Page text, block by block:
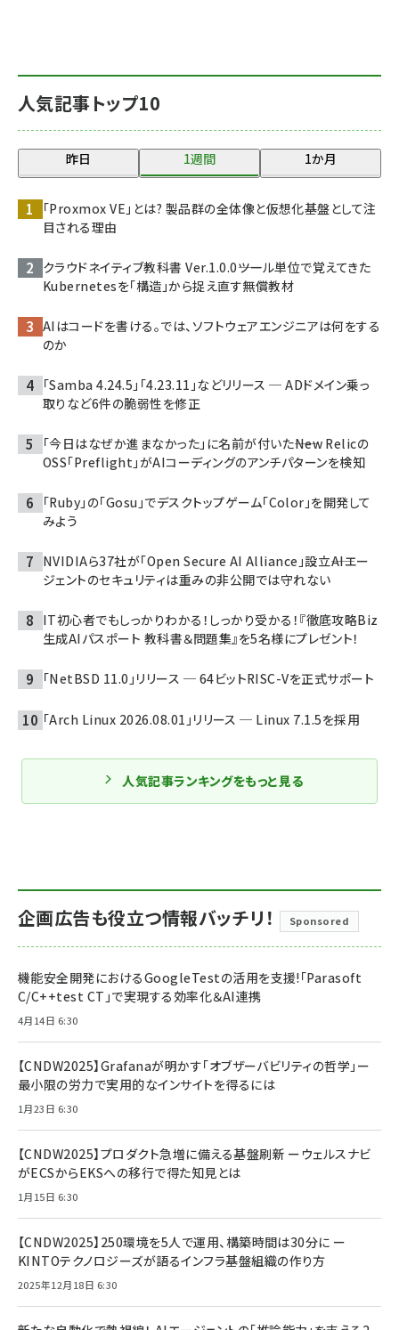
人気記事トップ10
昨日 1週間 1か月
「Proxmox VE」とは? 製品群の全体像と仮想化基盤として注
目される理由
クラウドネイティブ教科書 Ver.1.0.0――ツール単位で覚えてきた
Kubernetesを「構造」から捉え直す無償教材
AIはコードを書ける。では、ソフトウェアエンジニアは何をする
のか
「Samba 4.24.5」「4.23.11」などリリース ─ ADドメイン乗っ
取りなど6件の脆弱性を修正
「今日はなぜか進まなかった」に名前が付いた――New Relicの
OSS「Preflight」がAIコーディングのアンチパターンを検知
「Ruby」の「Gosu」でデスクトップゲーム「Color」を開発して
みよう
NVIDIAら37社が「Open Secure AI Alliance」設立――AIエー
ジェントのセキュリティは重みの非公開では守れない
IT初心者でもしっかりわかる！しっかり受かる！『徹底攻略Biz
生成AIパスポート 教科書＆問題集』を5名様にプレゼント！
「NetBSD 11.0」リリース ─ 64ビットRISC-Vを正式サポート
「Arch Linux 2026.08.01」リリース ─ Linux 7.1.5を採用
人気記事ランキングをもっと見る
企画広告も役立つ情報バッチリ！ Sponsored
機能安全開発におけるGoogleTestの活用を支援!「Parasoft
C/C++test CT」で実現する効率化＆AI連携
4月14日 6:30
【CNDW2025】Grafanaが明かす「オブザーバビリティの哲学」ー
最小限の労力で実用的なインサイトを得るには
1月23日 6:30
【CNDW2025】プロダクト急増に備える基盤刷新 ーウェルスナビ
がECSからEKSへの移行で得た知見とは
1月15日 6:30
【CNDW2025】250環境を5人で運用、構築時間は30分に ー
KINTOテクノロジーズが語るインフラ基盤組織の作り方
2025年12月18日 6:30